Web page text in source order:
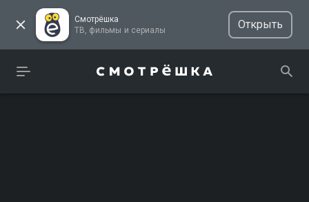
Смотрёшка
ТВ, фильмы и сериалы
Открыть